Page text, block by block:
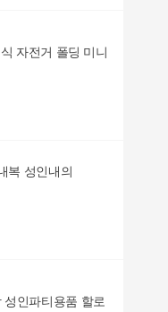
자전거 폴딩 미니
복 성인내의
인파티용품 할로